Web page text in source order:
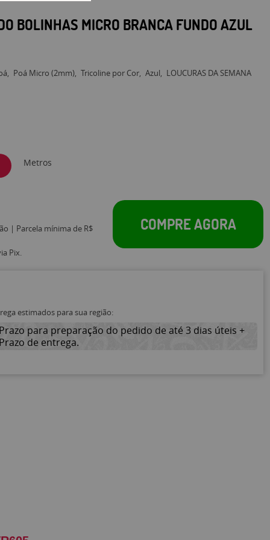
BOLINHAS MICRO BRANCA FUNDO AZUL
Poá Micro (2mm) Tricoline por Cor Azul LOUCURAS DA SEMANA
Metros
| Parcela mínima de R$
Pix.
COMPRE AGORA
estimados para sua região:
para preparação do pedido de até 3 dias úteis +
de entrega.